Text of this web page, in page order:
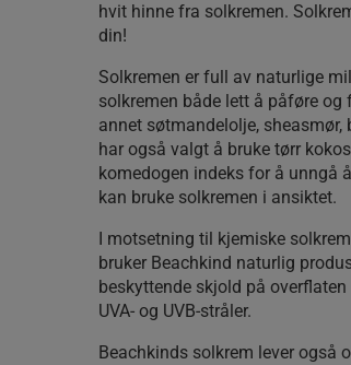
hvit hinne fra solkremen.
din!
Solkremen er full av naturlige
solkremen både lett å påføre
annet søtmandelolje,
har også valgt å bruke tørr
komedogen indeks for å unngå
kan bruke solkremen i ansiktet.
I motsetning til kjemiske
bruker Beachkind naturlig
beskyttende skjold på
UVA- og UVB-stråler.
Beachkinds solkrem lever også